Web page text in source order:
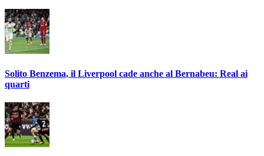
Solito Benzema, il Liverpool cade anche al Bernabeu: Real ai
quarti